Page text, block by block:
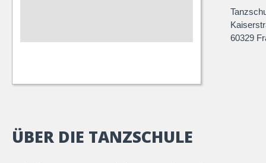
60329
ÜBER DIE TANZSCHULE